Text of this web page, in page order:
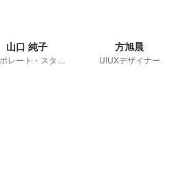
山口 純子 方旭晨
UIUXデザイナー